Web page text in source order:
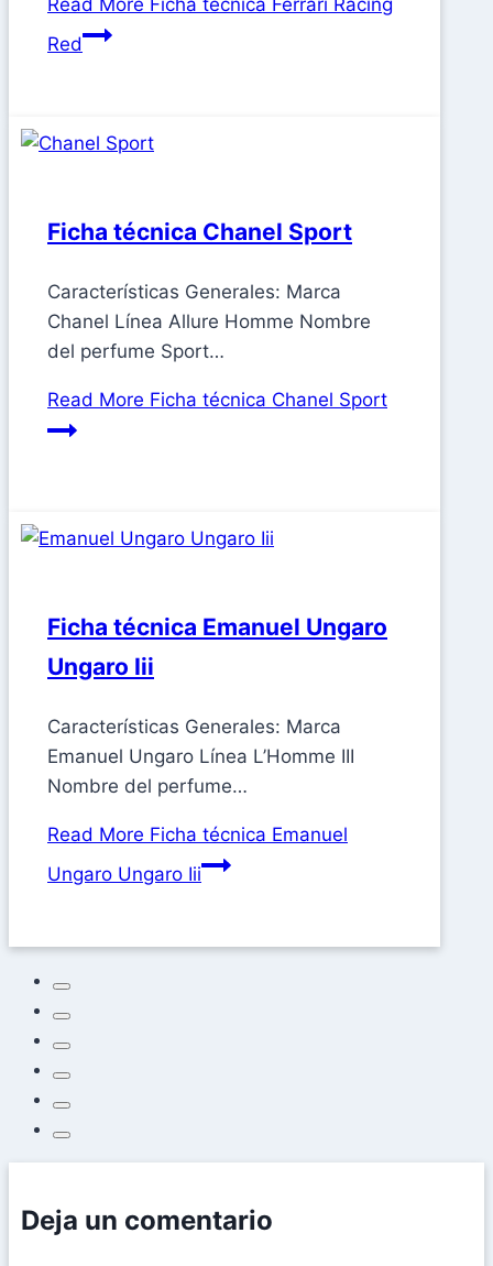
Red
Ficha técnica Chanel Sport
Características Generales: Marca
Chanel Línea Allure Homme Nombre
del perfume Sport…
Read More Ficha técnica Chanel Sport
Ficha técnica Emanuel Ungaro
Ungaro Iii
Características Generales: Marca
Emanuel Ungaro Línea L’Homme III
Nombre del perfume…
Read More Ficha técnica Emanuel
Ungaro Ungaro Iii
Deja un comentario